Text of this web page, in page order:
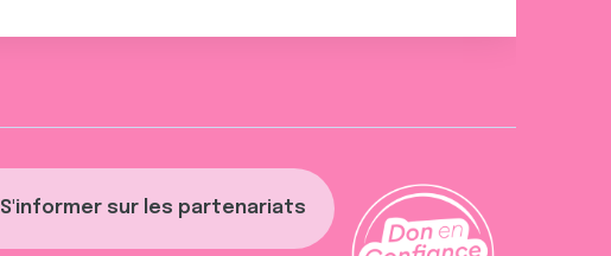
S'informer sur les partenariats